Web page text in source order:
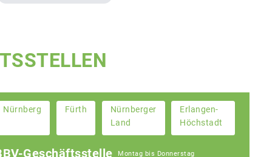
Nürnberg Fürth
Nürnberger
Land
Erlangen-
Höchstadt
Geschäftsstelle
Montag bis Donnerstag